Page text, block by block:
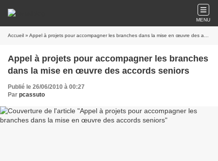
MENU
Accueil » Appel à projets pour accompagner les branches dans la mise en œuvre des accords seniors
Appel à projets pour accompagner les branches
dans la mise en œuvre des accords seniors
Publié le 26/06/2010 à 00:27
Par pcassuto